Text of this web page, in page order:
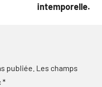
intemporelle.
publiée. Les champs
*